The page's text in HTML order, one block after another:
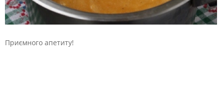
Приємного апетиту!